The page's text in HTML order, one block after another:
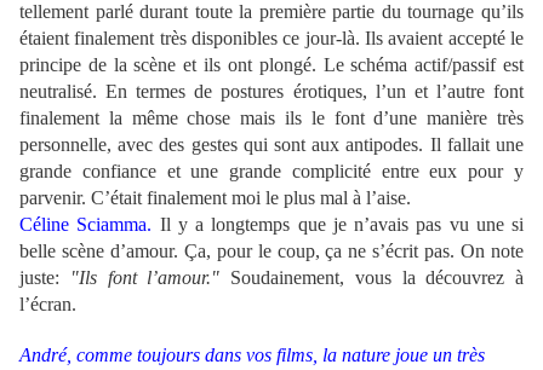
tellement parlé durant toute la première partie du tournage qu’ils
étaient finalement très disponibles ce jour-là. Ils avaient accepté le
principe de la scène et ils ont plongé. Le schéma actif/passif est
neutralisé. En termes de postures érotiques, l’un et l’autre font
finalement la même chose mais ils le font d’une manière très
personnelle, avec des gestes qui sont aux antipodes. Il fallait une
grande confiance et une grande complicité entre eux pour y
parvenir. C’était finalement moi le plus mal à l’aise.
Céline Sciamma. Il y a longtemps que je n’avais pas vu une si
belle scène d’amour. Ça, pour le coup, ça ne s’écrit pas. On note
juste:
"Ils font l’amour." Soudainement, vous la découvrez à
l’écran.
André, comme toujours dans vos films, la nature joue un très